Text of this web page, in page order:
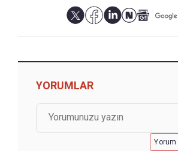
YORUMLAR
Yorum